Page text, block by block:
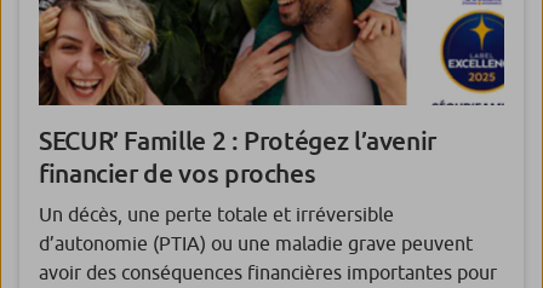
SECUR’ Famille 2 : Protégez l’avenir
financier de vos proches
Un décès, une perte totale et irréversible
d’autonomie (PTIA) ou une maladie grave peuvent
avoir des conséquences financières importantes pour